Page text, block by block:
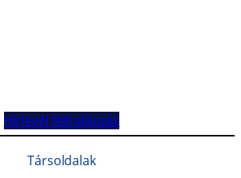
Hírlevél feliratkozás
Társoldalak